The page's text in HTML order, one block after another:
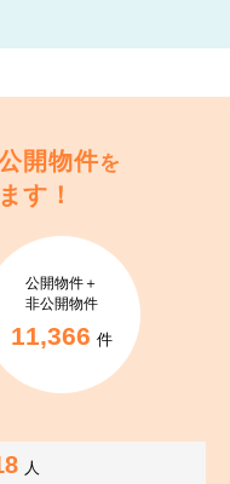
開物件を
す！
公開物件＋
非公開物件
11,366 件
人